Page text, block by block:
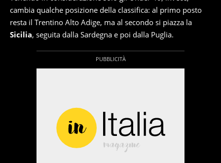
cambia qualche posizione della classifica: al primo posto
resta il Trentino Alto Adige, ma al secondo si piazza la
Sicilia, seguita dalla Sardegna e poi dalla Puglia.